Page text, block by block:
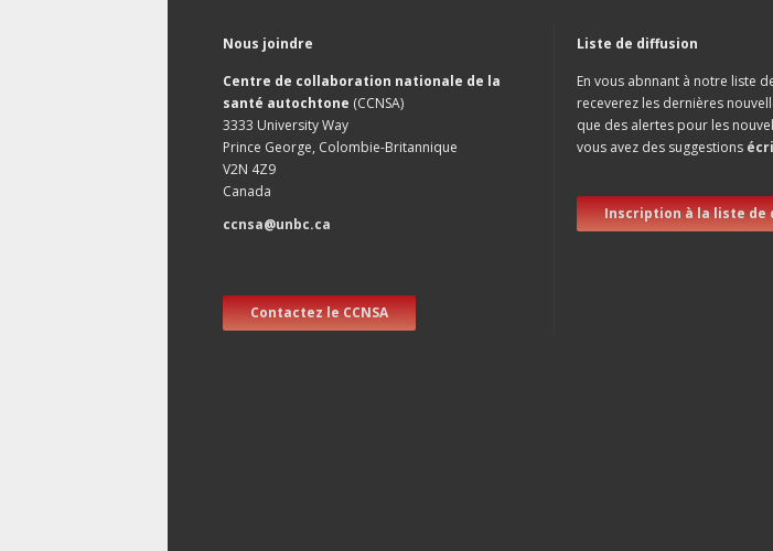
Nous joindre
Centre de collaboration nationale de la
santé autochtone (CCNSA)
3333 University Way
Prince George, Colombie-Britannique
V2N 4Z9
Canada
ccnsa@unbc.ca
Contactez le CCNSA
Liste de diffusion
En vous abnnant à notre liste
receverez les dernières
que des alertes pour les
vous avez des suggestions
Inscription à la liste de